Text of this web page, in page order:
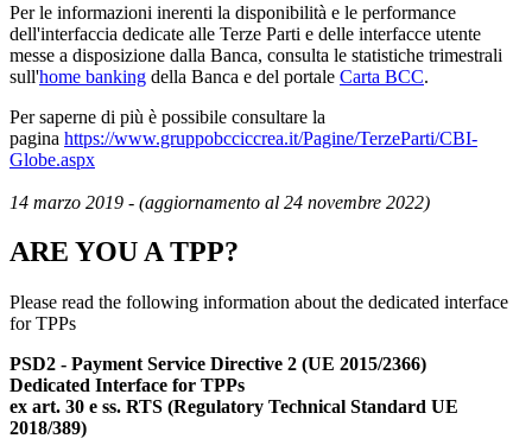
Per le informazioni inerenti la disponibilità e le performance
dell'interfaccia dedicate alle Terze Parti e delle interfacce utente
messe a disposizione dalla Banca, consulta le statistiche trimestrali
sull'home banking della Banca e del portale Carta BCC.
Per saperne di più è possibile consultare la
pagina https://www.gruppobcciccrea.it/Pagine/TerzeParti/CBI-
Globe.aspx
14 marzo 2019 - (aggiornamento al 24 novembre 2022)
ARE YOU A TPP?
Please read the following information about the dedicated interface
for TPPs
PSD2 - Payment Service Directive 2 (UE 2015/2366)
Dedicated Interface for TPPs
ex art. 30 e ss. RTS (Regulatory Technical Standard UE
2018/389)